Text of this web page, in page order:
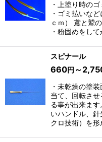
・上塗り時の
・ゴミ払いな
ｃｍ） 鳶と鷲
・粉固めをし
スピナール
660円 ～
・未乾燥の塗
当て、回転さ
る事が出来ま
いハンドル、
クロ技術）を